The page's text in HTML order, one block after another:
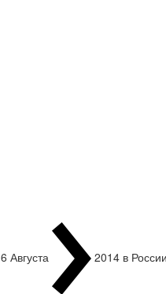
6 Августа 2014 в